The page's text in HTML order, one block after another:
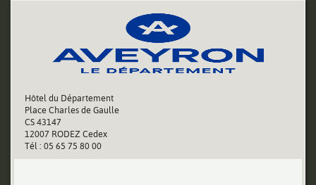
Hôtel du Département
Place Charles de Gaulle
CS 43147
12007 RODEZ Cedex
Tél : 05 65 75 80 00